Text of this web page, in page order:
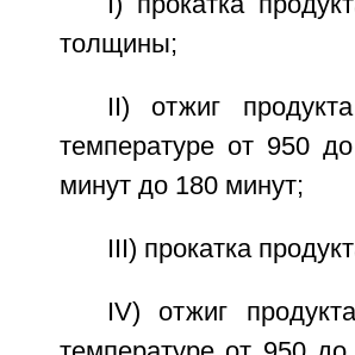
толщины;
II) отжиг
температуре от 950
минут до 180 минут;
III) прокатка
IV) отжиг